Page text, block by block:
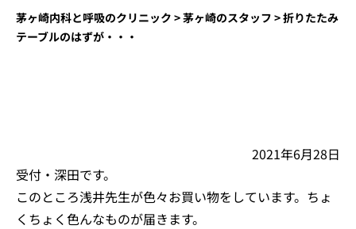
茅ヶ崎内科と呼吸のクリニック >茅ヶ崎のスタッフ >折りたたみ
テーブルのはずが・・・
2021年6月28日
受付・深田です。
このところ浅井先生が色々お買い物をしています。ちょ
くちょく色んなものが届きます。